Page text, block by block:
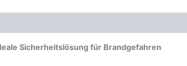
Sicherheitslösung für Brandgefahren